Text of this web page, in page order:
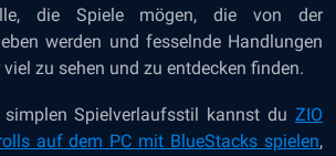
die Spiele mögen, die von der
werden und fesselnde Handlungen
zu sehen und zu entdecken finden.
Spielverlaufsstil kannst du ZIO
auf dem PC mit BlueStacks spielen,